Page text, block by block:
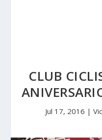
CLUB
Jul 17, 2016 |